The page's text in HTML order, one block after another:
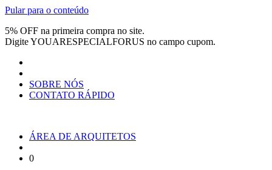
Pular para o conteúdo
5% OFF na primeira compra no site.
DigiteYOUARESPECIALFORUS no campo cupom.
SOBRE NÓS
CONTATO RÁPIDO
ÁREA DE ARQUITETOS
0